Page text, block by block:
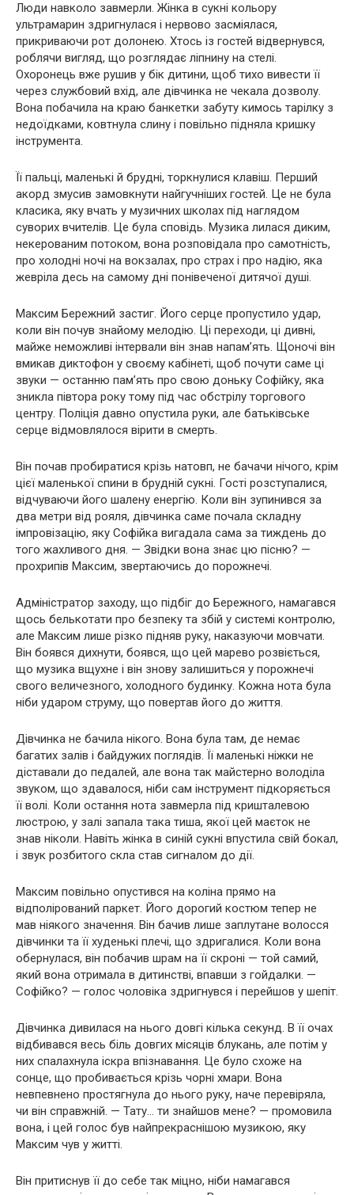
Люди навколо завмерли. Жінка в сукні кольору
ультрамарин здригнулася і нервово засміялася,
прикриваючи рот долонею. Хтось із гостей відвернувся,
роблячи вигляд, що розглядає ліпнину на стелі.
Охоронець вже рушив у бік дитини, щоб тихо вивести її
через службовий вхід, але дівчинка не чекала дозволу.
Вона побачила на краю банкетки забуту кимось тарілку з
недоїдками, ковтнула слину і повільно підняла кришку
інструмента.
Її пальці, маленькі й брудні, торкнулися клавіш. Перший
акорд змусив замовкнути найгучніших гостей. Це не була
класика, яку вчать у музичних школах під наглядом
суворих вчителів. Це була сповідь. Музика лилася диким,
некерованим потоком, вона розповідала про самотність,
про холодні ночі на вокзалах, про страх і про надію, яка
жевріла десь на самому дні понівеченої дитячої душі.
Максим Бережний застиг. Його серце пропустило удар,
коли він почув знайому мелодію. Ці переходи, ці дивні,
майже неможливі інтервали він знав напам’ять. Щоночі він
вмикав диктофон у своєму кабінеті, щоб почути саме ці
звуки — останню пам’ять про свою доньку Софійку, яка
зникла півтора року тому під час обстрілу торгового
центру. Поліція давно опустила руки, але батьківське
серце відмовлялося вірити в смерть.
Він почав пробиратися крізь натовп, не бачачи нічого, крім
цієї маленької спини в брудній сукні. Гості розступалися,
відчуваючи його шалену енергію. Коли він зупинився за
два метри від рояля, дівчинка саме почала складну
імпровізацію, яку Софійка вигадала сама за тиждень до
того жахливого дня. — Звідки вона знає цю пісню? —
прохрипів Максим, звертаючись до порожнечі.
Адміністратор заходу, що підбіг до Бережного, намагався
щось белькотати про безпеку та збій у системі контролю,
але Максим лише різко підняв руку, наказуючи мовчати.
Він боявся дихнути, боявся, що цей марево розвіється,
що музика вщухне і він знову залишиться у порожнечі
свого величезного, холодного будинку. Кожна нота була
ніби ударом струму, що повертав його до життя.
Дівчинка не бачила нікого. Вона була там, де немає
багатих залів і байдужих поглядів. Її маленькі ніжки не
діставали до педалей, але вона так майстерно володіла
звуком, що здавалося, ніби сам інструмент підкоряється
її волі. Коли остання нота завмерла під кришталевою
люстрою, у залі запала така тиша, якої цей маєток не
знав ніколи. Навіть жінка в синій сукні впустила свій бокал,
і звук розбитого скла став сигналом до дії.
Максим повільно опустився на коліна прямо на
відполірований паркет. Його дорогий костюм тепер не
мав ніякого значення. Він бачив лише заплутане волосся
дівчинки та її худенькі плечі, що здригалися. Коли вона
обернулася, він побачив шрам на її скроні — той самий,
який вона отримала в дитинстві, впавши з гойдалки. —
Софійко? — голос чоловіка здригнувся і перейшов у шепіт.
Дівчинка дивилася на нього довгі кілька секунд. В її очах
відбивався весь біль довгих місяців блукань, але потім у
них спалахнула іскра впізнавання. Це було схоже на
сонце, що пробивається крізь чорні хмари. Вона
невпевнено простягнула до нього руку, наче перевіряла,
чи він справжній. — Тату… ти знайшов мене? — промовила
вона, і цей голос був найпрекраснішою музикою, яку
Максим чув у житті.
Він притиснув її до себе так міцно, ніби намагався